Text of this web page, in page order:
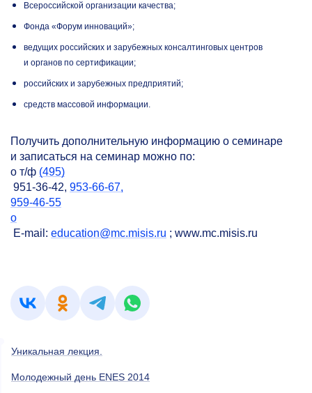
Всероссийской организации качества;
Фонда «Форум инноваций»;
ведущих российских и зарубежных консалтинговых центров
и органов по сертификации;
российских и зарубежных предприятий;
средств массовой информации.
Получить дополнительную информацию о семинаре
и записаться на семинар можно по:
o т/ф (495)
951-36-42, 953-66-67,
959-46-55
o
E-mail: education@mc.misis.ru ; www.mc.misis.ru
Уникальная лекция.
Молодежный день ENES 2014